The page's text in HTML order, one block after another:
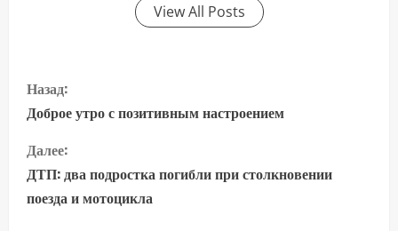
View All Posts
П
р
о
д
Назад:
Доброе утро с позитивным настроением
Далее:
ДТП: два подростка погибли при столкновении
поезда и мотоцикла